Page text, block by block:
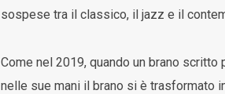
sospese tra il classico, il jazz e il
Come nel 2019, quando un brano
nelle sue mani il brano si è trasformato